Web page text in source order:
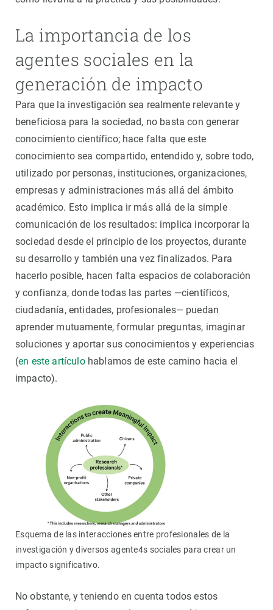
La importancia de los
agentes sociales en la
generación de impacto
Para que la investigación sea realmente relevante y
beneficiosa para la sociedad, no basta con generar
conocimiento científico; hace falta que este
conocimiento sea compartido, entendido y, sobre todo,
utilizado por personas, instituciones, organizaciones,
empresas y administraciones más allá del ámbito
académico. Esto implica ir más allá de la simple
comunicación de los resultados: implica incorporar la
sociedad desde el principio de los proyectos, durante
su desarrollo y también una vez finalizados. Para
hacerlo posible, hacen falta espacios de colaboración
y confianza, donde todas las partes —científicos,
ciudadanía, entidades, profesionales— puedan
aprender mutuamente, formular preguntas, imaginar
soluciones y aportar sus conocimientos y experiencias
(en este artículohablamos de este camino hacia el
impacto).
Esquema de las interacciones entre profesionales de la
investigación y diversos agente4s sociales para crear un
impacto significativo.
No obstante, y teniendo en cuenta todos estos